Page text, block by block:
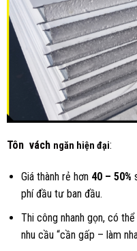
Tôn vách ngăn hiện đại:
Giá thành rẻ hơn 40 – 50%
phí đầu tư ban đầu.
Thi công nhanh gọn, có
nhu cầu “cần gấp – làm